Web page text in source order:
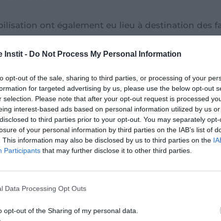
Instit - Do Not Process My Personal Information
opt-out of the sale, sharing to third parties, or processing of your
for targeted advertising by us, please use the below opt-out
selection. Please note that after your opt-out request is processed
interest-based ads based on personal information utilized by us
to third parties prior to your opt-out. You may separately
of your personal information by third parties on the IAB’s list of
This information may also be disclosed by us to third parties on the
Participants that may further disclose it to other third parties.
Data Processing Opt Outs
opt-out of the Sharing of my personal data.
ont également eu lieu à destination des
et de traite. Mi-juin, nous avons
les parents qui bénéficient d’un suivi social,
généralement à la traite des enfants et à
les 29 enfants accueillis dans l’école caritative
des enfants, la législation du travail et les
pour les attirer.
Par ailleurs, nous poursuivons
d’identification d’enfants à
Une enquête auprès d’un
permis d’évaluer leur niveau de